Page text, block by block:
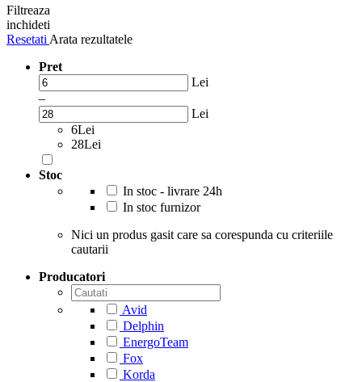
Filtreaza
inchideti
Resetati Arata rezultatele
Pret
Lei
–
Lei
6Lei
28Lei
Stoc
In stoc - livrare 24h
In stoc furnizor
Nici un produs gasit care sa corespunda cu criteriile
cautarii
Producatori
Avid
Delphin
EnergoTeam
Fox
Korda